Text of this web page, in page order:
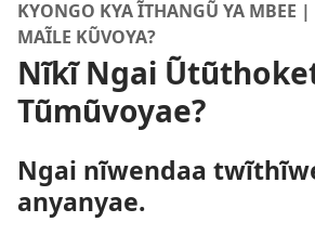
KYONGO KYA ĨTHANGŨ YA MBEE
MAĨLE KŨVOYA?
Nĩkĩ Ngai
Tũmũvoyae?
Ngai nĩwendaa
anyanyae.